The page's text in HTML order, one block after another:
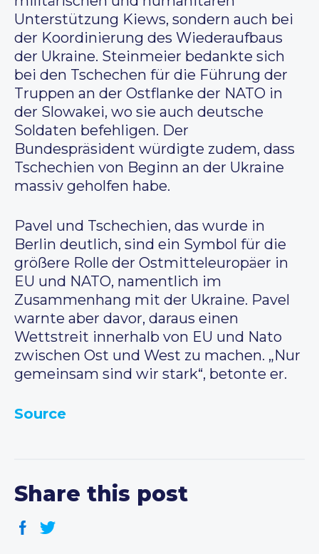
Unterstützung Kiews, sondern auch bei
der Koordinierung des Wiederaufbaus
der Ukraine. Steinmeier bedankte sich
bei den Tschechen für die Führung der
Truppen an der Ostflanke der NATO in
der Slowakei, wo sie auch deutsche
Soldaten befehligen. Der
Bundespräsident würdigte zudem, dass
Tschechien von Beginn an der Ukraine
massiv geholfen habe.
Pavel und Tschechien, das wurde in
Berlin deutlich, sind ein Symbol für die
größere Rolle der Ostmitteleuropäer in
EU und NATO, namentlich im
Zusammenhang mit der Ukraine. Pavel
warnte aber davor, daraus einen
Wettstreit innerhalb von EU und Nato
zwischen Ost und West zu machen. „Nur
gemeinsam sind wir stark“, betonte er.
Source
Share this post